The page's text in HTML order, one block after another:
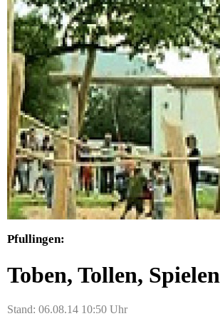
Pfullingen:
Toben, Tollen, Spielen
Stand: 06.08.14 10:50 Uhr